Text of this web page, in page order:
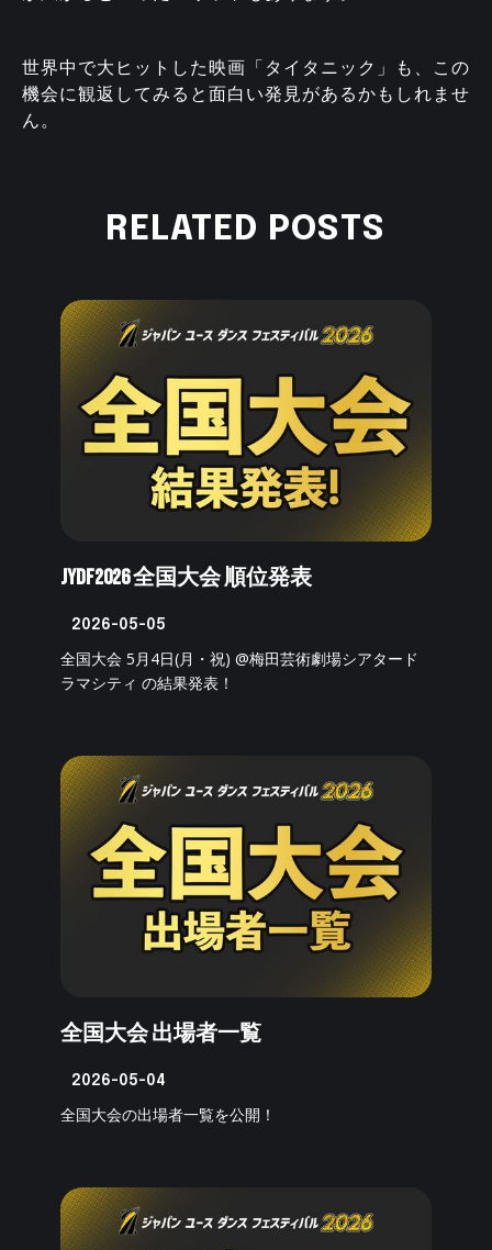
世界中で大ヒットした映画「タイタニック」も、この
機会に観返してみると面白い発見があるかもしれませ
ん。
RELATED POSTS
JYDF2026 全国大会 順位発表
2026-05-05
全国大会 5月4日(月・祝) @梅田芸術劇場シアタード
ラマシティ の結果発表！
全国大会 出場者一覧
2026-05-04
全国大会の出場者一覧を公開！